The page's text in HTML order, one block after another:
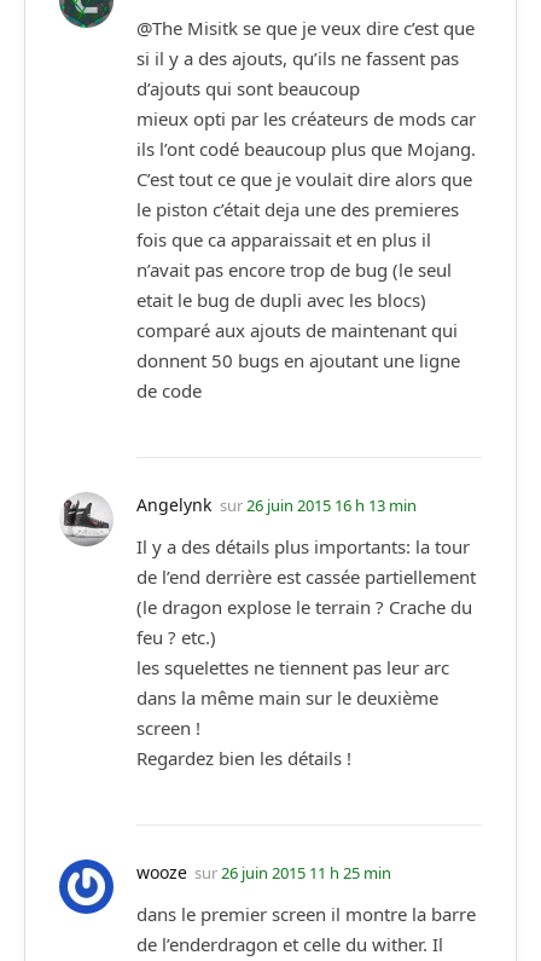
@The Misitk se que je veux dire c’est que
si il y a des ajouts, qu’ils ne fassent pas
d’ajouts qui sont beaucoup
mieux opti par les créateurs de mods car
ils l’ont codé beaucoup plus que Mojang.
C’est tout ce que je voulait dire alors que
le piston c’était deja une des premieres
fois que ca apparaissait et en plus il
n’avait pas encore trop de bug (le seul
etait le bug de dupli avec les blocs)
comparé aux ajouts de maintenant qui
donnent 50 bugs en ajoutant une ligne
de code
Angelynk sur26 juin 2015 16 h 13 min
Il y a des détails plus importants: la tour
de l’end derrière est cassée partiellement
(le dragon explose le terrain ? Crache du
feu ? etc.)
les squelettes ne tiennent pas leur arc
dans la même main sur le deuxième
screen !
Regardez bien les détails !
wooze sur26 juin 2015 11 h 25 min
dans le premier screen il montre la barre
de l’enderdragon et celle du wither. Il